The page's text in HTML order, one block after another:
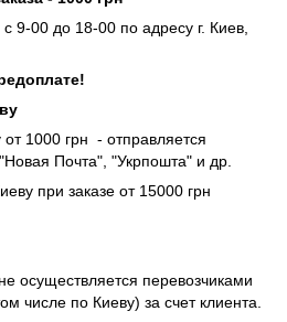
9-00 до 18-00 по адресу г. Киев,
1000 грн - отправляется
Почта", "Укрпошта" и др.
при заказе от 15000 грн
осуществляется перевозчиками
числе по Киеву) за счет клиента.